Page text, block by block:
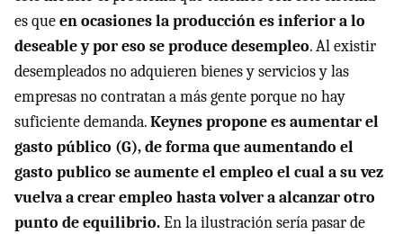
es queen ocasiones la producción es inferior a lo
deseable y por eso se produce desempleo. Al existir
desempleados no adquieren bienes y servicios y las
empresas no contratan a más gente porque no hay
suficiente demanda.Keynes propone es aumentar el
gasto público (G), de forma que aumentando el
gasto publico se aumente el empleo el cual a su vez
vuelva a crear empleo hasta volver a alcanzar otro
punto de equilibrio.En la ilustración sería pasar de